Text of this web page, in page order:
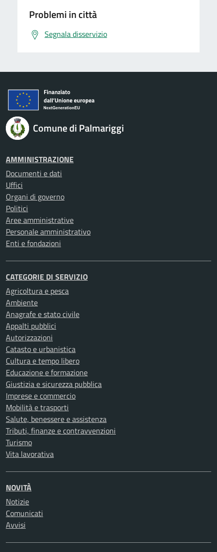
Problemi in città
Segnala disservizio
Comune di Palmariggi
AMMINISTRAZIONE
Documenti e dati
Uffici
Organi di governo
Politici
Aree amministrative
Personale amministrativo
Enti e fondazioni
CATEGORIE DI SERVIZIO
Agricoltura e pesca
Ambiente
Anagrafe e stato civile
Appalti pubblici
Autorizzazioni
Catasto e urbanistica
Cultura e tempo libero
Educazione e formazione
Giustizia e sicurezza pubblica
Imprese e commercio
Mobilità e trasporti
Salute, benessere e assistenza
Tributi, finanze e contravvenzioni
Turismo
Vita lavorativa
NOVITÀ
Notizie
Comunicati
Avvisi